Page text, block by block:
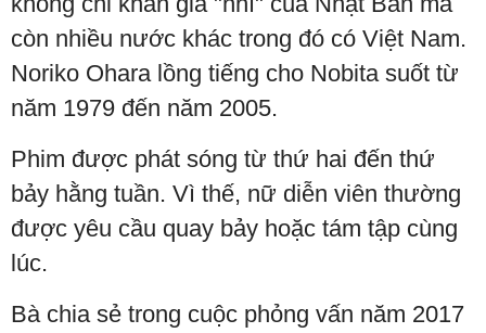
còn nhiều nước khác trong đó có Việt Nam.
Noriko Ohara lồng tiếng cho Nobita suốt từ
năm 1979 đến năm 2005.
Phim được phát sóng từ thứ hai đến thứ
bảy hằng tuần. Vì thế, nữ diễn viên thường
được yêu cầu quay bảy hoặc tám tập cùng
lúc.
Bà chia sẻ trong cuộc phỏng vấn năm 2017